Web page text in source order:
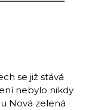
se již stává
nebylo nikdy
Nová zelená